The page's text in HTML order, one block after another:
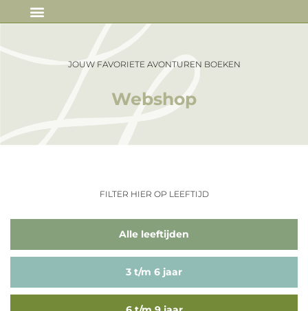
JOUW FAVORIETE AVONTUREN BOEKEN
Webshop
FILTER HIER OP LEEFTIJD
Alle leeftijden
3 t/m 6 jaar